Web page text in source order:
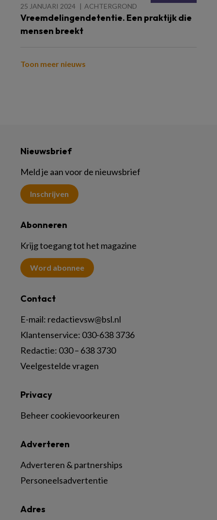
25 JANUARI 2024 ACHTERGROND
Vreemdelingendetentie. Een praktijk die
mensen breekt
Toon meer nieuws
Nieuwsbrief
Meld je aan voor de nieuwsbrief
Inschrijven
Abonneren
Krijg toegang tot het magazine
Word abonnee
Contact
E-mail: redactievsw@bsl.nl
Klantenservice: 030-638 3736
Redactie: 030 – 638 3730
Veelgestelde vragen
Adres
Adverteren
Adverteren & partnerships
Personeelsadvertentie
Privacy
Beheer cookievoorkeuren